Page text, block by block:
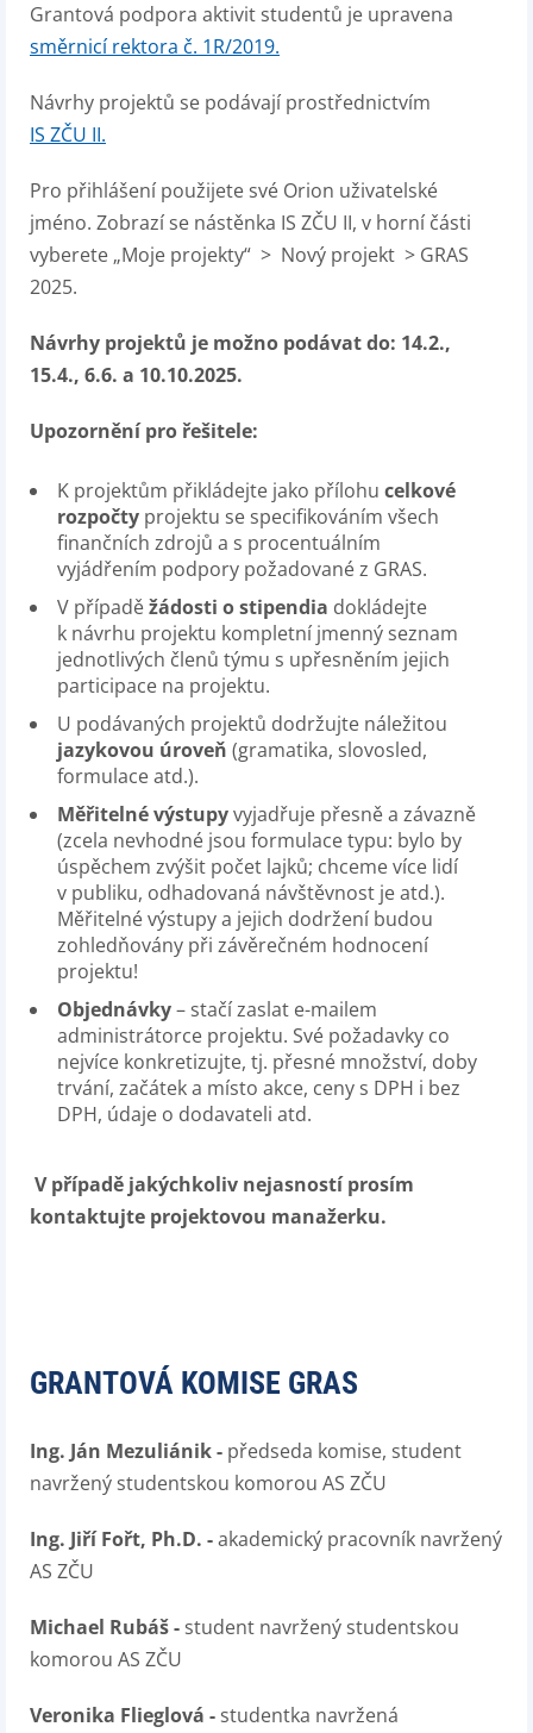
Grantová podpora aktivit studentů je upravena
směrnicí rektora č. 1R/2019.
Návrhy projektů se podávají prostřednictvím
IS ZČU II.
Pro přihlášení použijete své Orion uživatelské
jméno. Zobrazí se nástěnka IS ZČU II, v horní části
vyberete „Moje projekty“ > Nový projekt > GRAS
2025.
Návrhy projektů je možno podávat do: 14.2.,
15.4., 6.6. a 10.10.2025.
Upozornění pro řešitele:
K projektům přikládejte jako přílohu celkové
rozpočty projektu se specifikováním všech
finančních zdrojů a s procentuálním
vyjádřením podpory požadované z GRAS.
V případěžádosti o stipendia dokládejte
k návrhu projektu kompletní jmenný seznam
jednotlivých členů týmu s upřesněním jejich
participace na projektu.
U podávaných projektů dodržujte náležitou
jazykovou úroveň (gramatika, slovosled,
formulace atd.).
Měřitelné výstupyvyjadřuje přesně a závazně
(zcela nevhodné jsou formulace typu: bylo by
úspěchem zvýšit počet lajků; chceme více lidí
v publiku, odhadovaná návštěvnost je atd.).
Měřitelné výstupy a jejich dodržení budou
zohledňovány při závěrečném hodnocení
projektu!
Objednávky– stačí zaslat e-mailem
administrátorce projektu. Své požadavky co
nejvíce konkretizujte, tj. přesné množství, doby
trvání, začátek a místo akce, ceny s DPH i bez
DPH, údaje o dodavateli atd.
V případě jakýchkoliv nejasností prosím
kontaktujte projektovou manažerku.
GRANTOVÁ KOMISE GRAS
Ing. Ján Mezuliánik - předseda komise, student
navržený studentskou komorou AS ZČU
Ing. Jiří Fořt, Ph.D. -akademický pracovník navržený
AS ZČU
Michael Rubáš - student navržený studentskou
komorou AS ZČU
Veronika Flieglová - studentka navržená